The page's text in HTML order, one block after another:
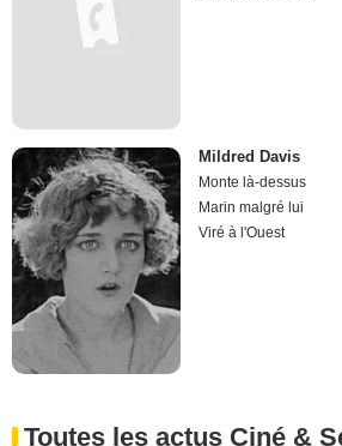
Mildred Davis
Monte là-dessus
Marin malgré lui
Viré à l'Ouest
Toutes les actus Ciné &